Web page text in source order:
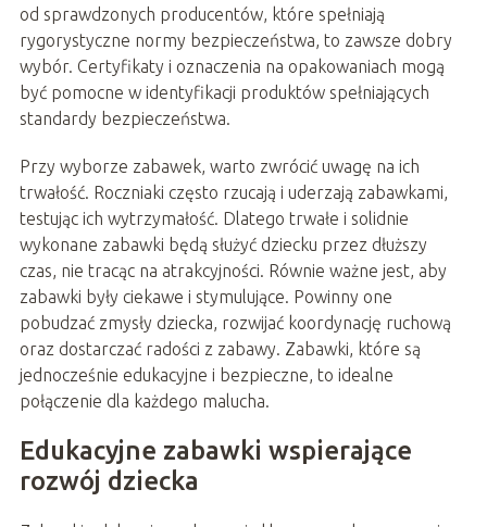
od sprawdzonych producentów, które spełniają
rygorystyczne normy bezpieczeństwa, to zawsze dobry
wybór. Certyfikaty i oznaczenia na opakowaniach mogą
być pomocne w identyfikacji produktów spełniających
standardy bezpieczeństwa.
Przy wyborze zabawek, warto zwrócić uwagę na ich
trwałość. Roczniaki często rzucają i uderzają zabawkami,
testując ich wytrzymałość. Dlatego trwałe i solidnie
wykonane zabawki będą służyć dziecku przez dłuższy
czas, nie tracąc na atrakcyjności. Równie ważne jest, aby
zabawki były ciekawe i stymulujące. Powinny one
pobudzać zmysły dziecka, rozwijać koordynację ruchową
oraz dostarczać radości z zabawy. Zabawki, które są
jednocześnie edukacyjne i bezpieczne, to idealne
połączenie dla każdego malucha.
Edukacyjne zabawki wspierające
rozwój dziecka